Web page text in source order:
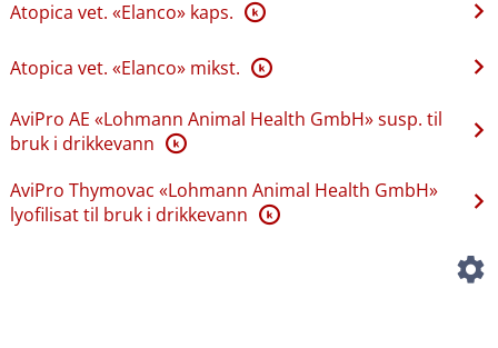
Atopica vet. «Elanco» kaps. K
Atopica vet. «Elanco» mikst. K
AviPro AE «Lohmann Animal Health GmbH» susp. til
bruk i drikkevann K
AviPro Thymovac «Lohmann Animal Health GmbH»
lyofilisat til bruk i drikkevann K